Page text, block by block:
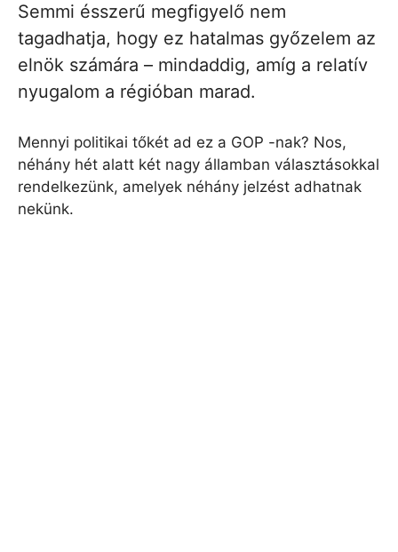
Semmi ésszerű megfigyelő nem
tagadhatja, hogy ez hatalmas győzelem az
elnök számára – mindaddig, amíg a relatív
nyugalom a régióban marad.
Mennyi politikai tőkét ad ez a GOP -nak? Nos,
néhány hét alatt két nagy államban választásokkal
rendelkezünk, amelyek néhány jelzést adhatnak
nekünk.